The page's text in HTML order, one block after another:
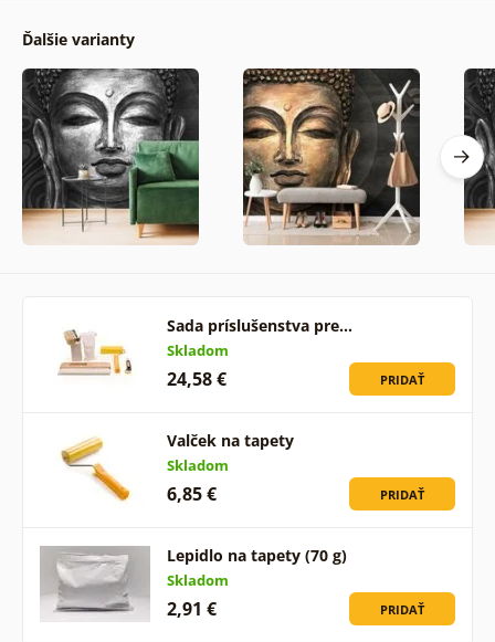
Ďalšie varianty
Sada príslušenstva pre…
Skladom
24,58 € PRIDAŤ
Valček na tapety
Skladom
6,85 € PRIDAŤ
Lepidlo na tapety (70 g)
Skladom
2,91 € PRIDAŤ